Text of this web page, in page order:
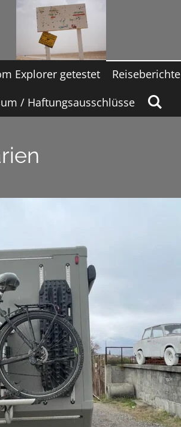
Explorer getestet Reiseberichte
/ Haftungsausschlüsse